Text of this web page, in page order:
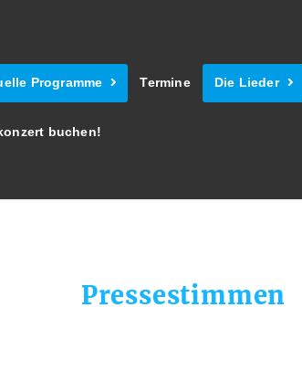
Programme Termine Die Lieder
buchen!
Pressestimmen